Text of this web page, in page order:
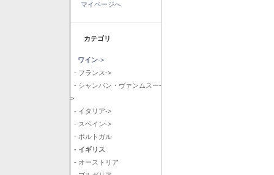
マイページへ
カテゴリ
ワイン->
- フランス->
- シャンパン・ヴァンムスー-
>
- イタリア->
- スペイン->
- ポルトガル
- イギリス
- オーストリア